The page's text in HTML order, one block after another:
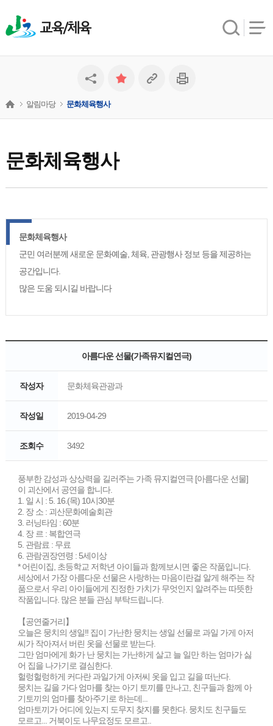
교육/체육
문화체육행사
알림마당 문화체육행사
문화체육행사
군민 여러분께 새로운 문화예술, 체육, 관광행사 정보 등을 제공하는
공간입니다.
많은 도움 되시길 바랍니다
아름다운 선물(가족뮤지컬연극)
작성자 문화체육관광과
작성일 2019-04-29
조회수 3492
풍부한 감성과 상상력을 길러주는 가족 뮤지컬연극 [아름다운 선물]
이 괴산에서 공연을 합니다.
1. 일 시 : 5. 16.(목) 10시30분
2. 장 소 : 괴산문화예술회관
3. 러닝타임 : 60분
4. 장 르 : 복합연극
5. 관람료 : 무료
6. 관람권장연령 : 5세이상
* 어린이집, 초등학교 저학년 아이들과 함께보시면 좋은 작품입니다.
세상에서 가장 아름다운 선물은 사랑하는 마음이란걸 알게 해주는 작
품으로서 우리 아이들에게 진정한 가치가 무엇인지 알려주는 따뜻한
작품입니다. 많은 분들 관심 부탁드립니다.
【공연줄거리】
오늘은 뭉치의 생일!! 집이 가난한 뭉치는 생일 선물로 과일 가게 아저
씨가 작아져서 버린 옷을 선물로 받는다.
그만 엄마에게 화가 난 뭉치는 가난하게 살고 늘 일만 하는 엄마가 싫
어 집을 나가기로 결심한다.
헐렁헐렁하게 커다란 과일가게 아저씨 옷을 입고 길을 떠난다.
뭉치는 길을 가다 엄마를 찾는 아기 토끼를 만나고, 친구들과 함께 아
기토끼의 엄마를 찾아주기로 하는데...
엄마토끼가 어디에 있는지 도무지 찾지를 못한다. 뭉치도 친구들도
모르고... 거북이도 나무요정도 모르고..